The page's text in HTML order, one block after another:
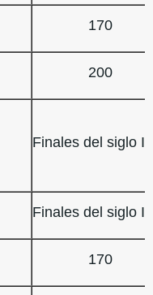
170
200
Finales del siglo
Finales del siglo
170